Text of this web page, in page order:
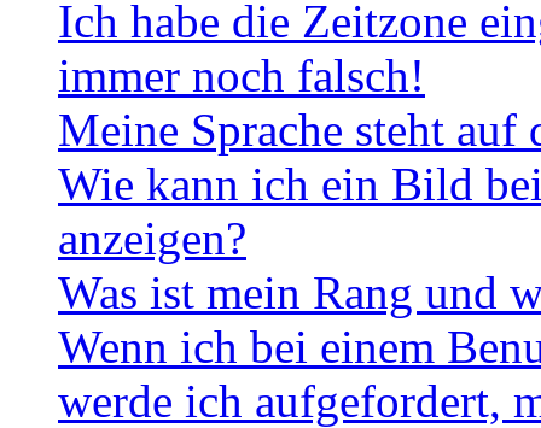
Ich habe die Zeitzone
immer noch falsch!
Meine Sprache steht
Wie kann ich ein Bild
anzeigen?
Was ist mein Rang und
Wenn ich bei einem
werde ich aufgefordert,